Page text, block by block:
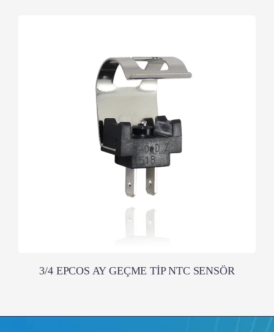
3/4 EPCOS AY GEÇME TİP NTC SENSÖR